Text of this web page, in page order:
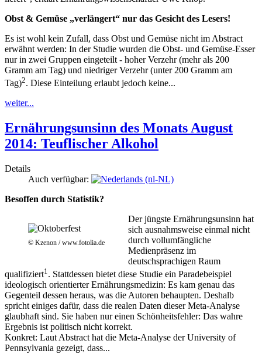
Obst & Gemüse „verlängert“ nur das Gesicht des Lesers!
Es ist wohl kein Zufall, dass Obst und Gemüse nicht im Abstract
erwähnt werden: In der Studie wurden die Obst- und Gemüse-Esser
nur in zwei Gruppen eingeteilt - hoher Verzehr (mehr als 200
Gramm am Tag) und niedriger Verzehr (unter 200 Gramm am
Tag)2. Diese Einteilung erlaubt jedoch keine...
weiter...
Ernährungsunsinn des Monats August
2014: Teuflischer Alkohol
Details
Auch verfügbar:
Besoffen durch Statistik?
© Kzenon / www.fotolia.de
Der jüngste Ernährungsunsinn hat
sich ausnahmsweise einmal nicht
durch vollumfängliche
Medienpräsenz im
deutschsprachigen Raum
qualifiziert1. Stattdessen bietet diese Studie ein Paradebeispiel
ideologisch orientierter Ernährungsmedizin: Es kam genau das
Gegenteil dessen heraus, was die Autoren behaupten. Deshalb
spricht einiges dafür, dass die realen Daten dieser Meta-Analyse
glaubhaft sind. Sie haben nur einen Schönheitsfehler: Das wahre
Ergebnis ist politisch nicht korrekt.
Konkret: Laut Abstract hat die Meta-Analyse der University of
Pennsylvania gezeigt, dass...